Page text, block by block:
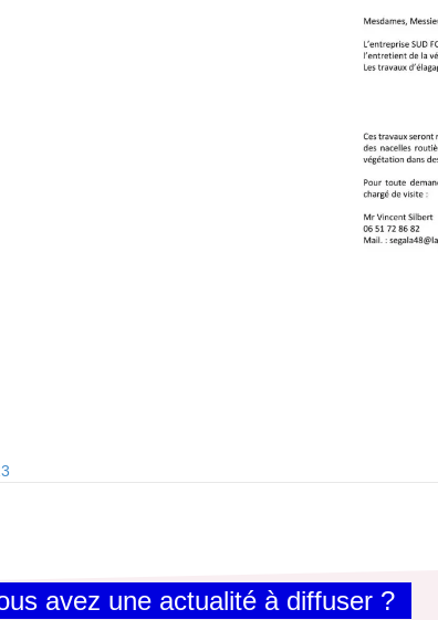
avez une actualité à diffuser ?